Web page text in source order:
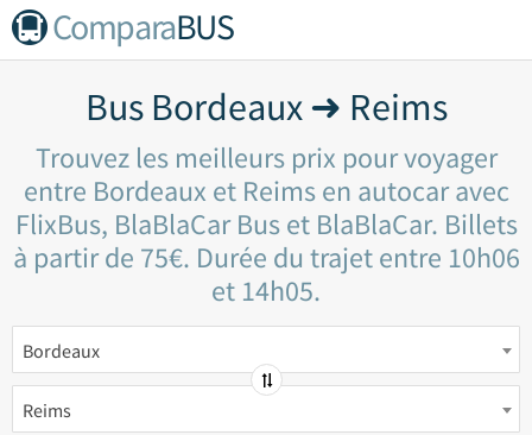
ComparaBUS
Bus Bordeaux ➜ Reims
Trouvez les meilleurs prix pour voyager
entre Bordeaux et Reims en autocar avec
FlixBus, BlaBlaCar Bus et BlaBlaCar. Billets
à partir de 75€. Durée du trajet entre 10h06
et 14h05.
Bordeaux
Reims